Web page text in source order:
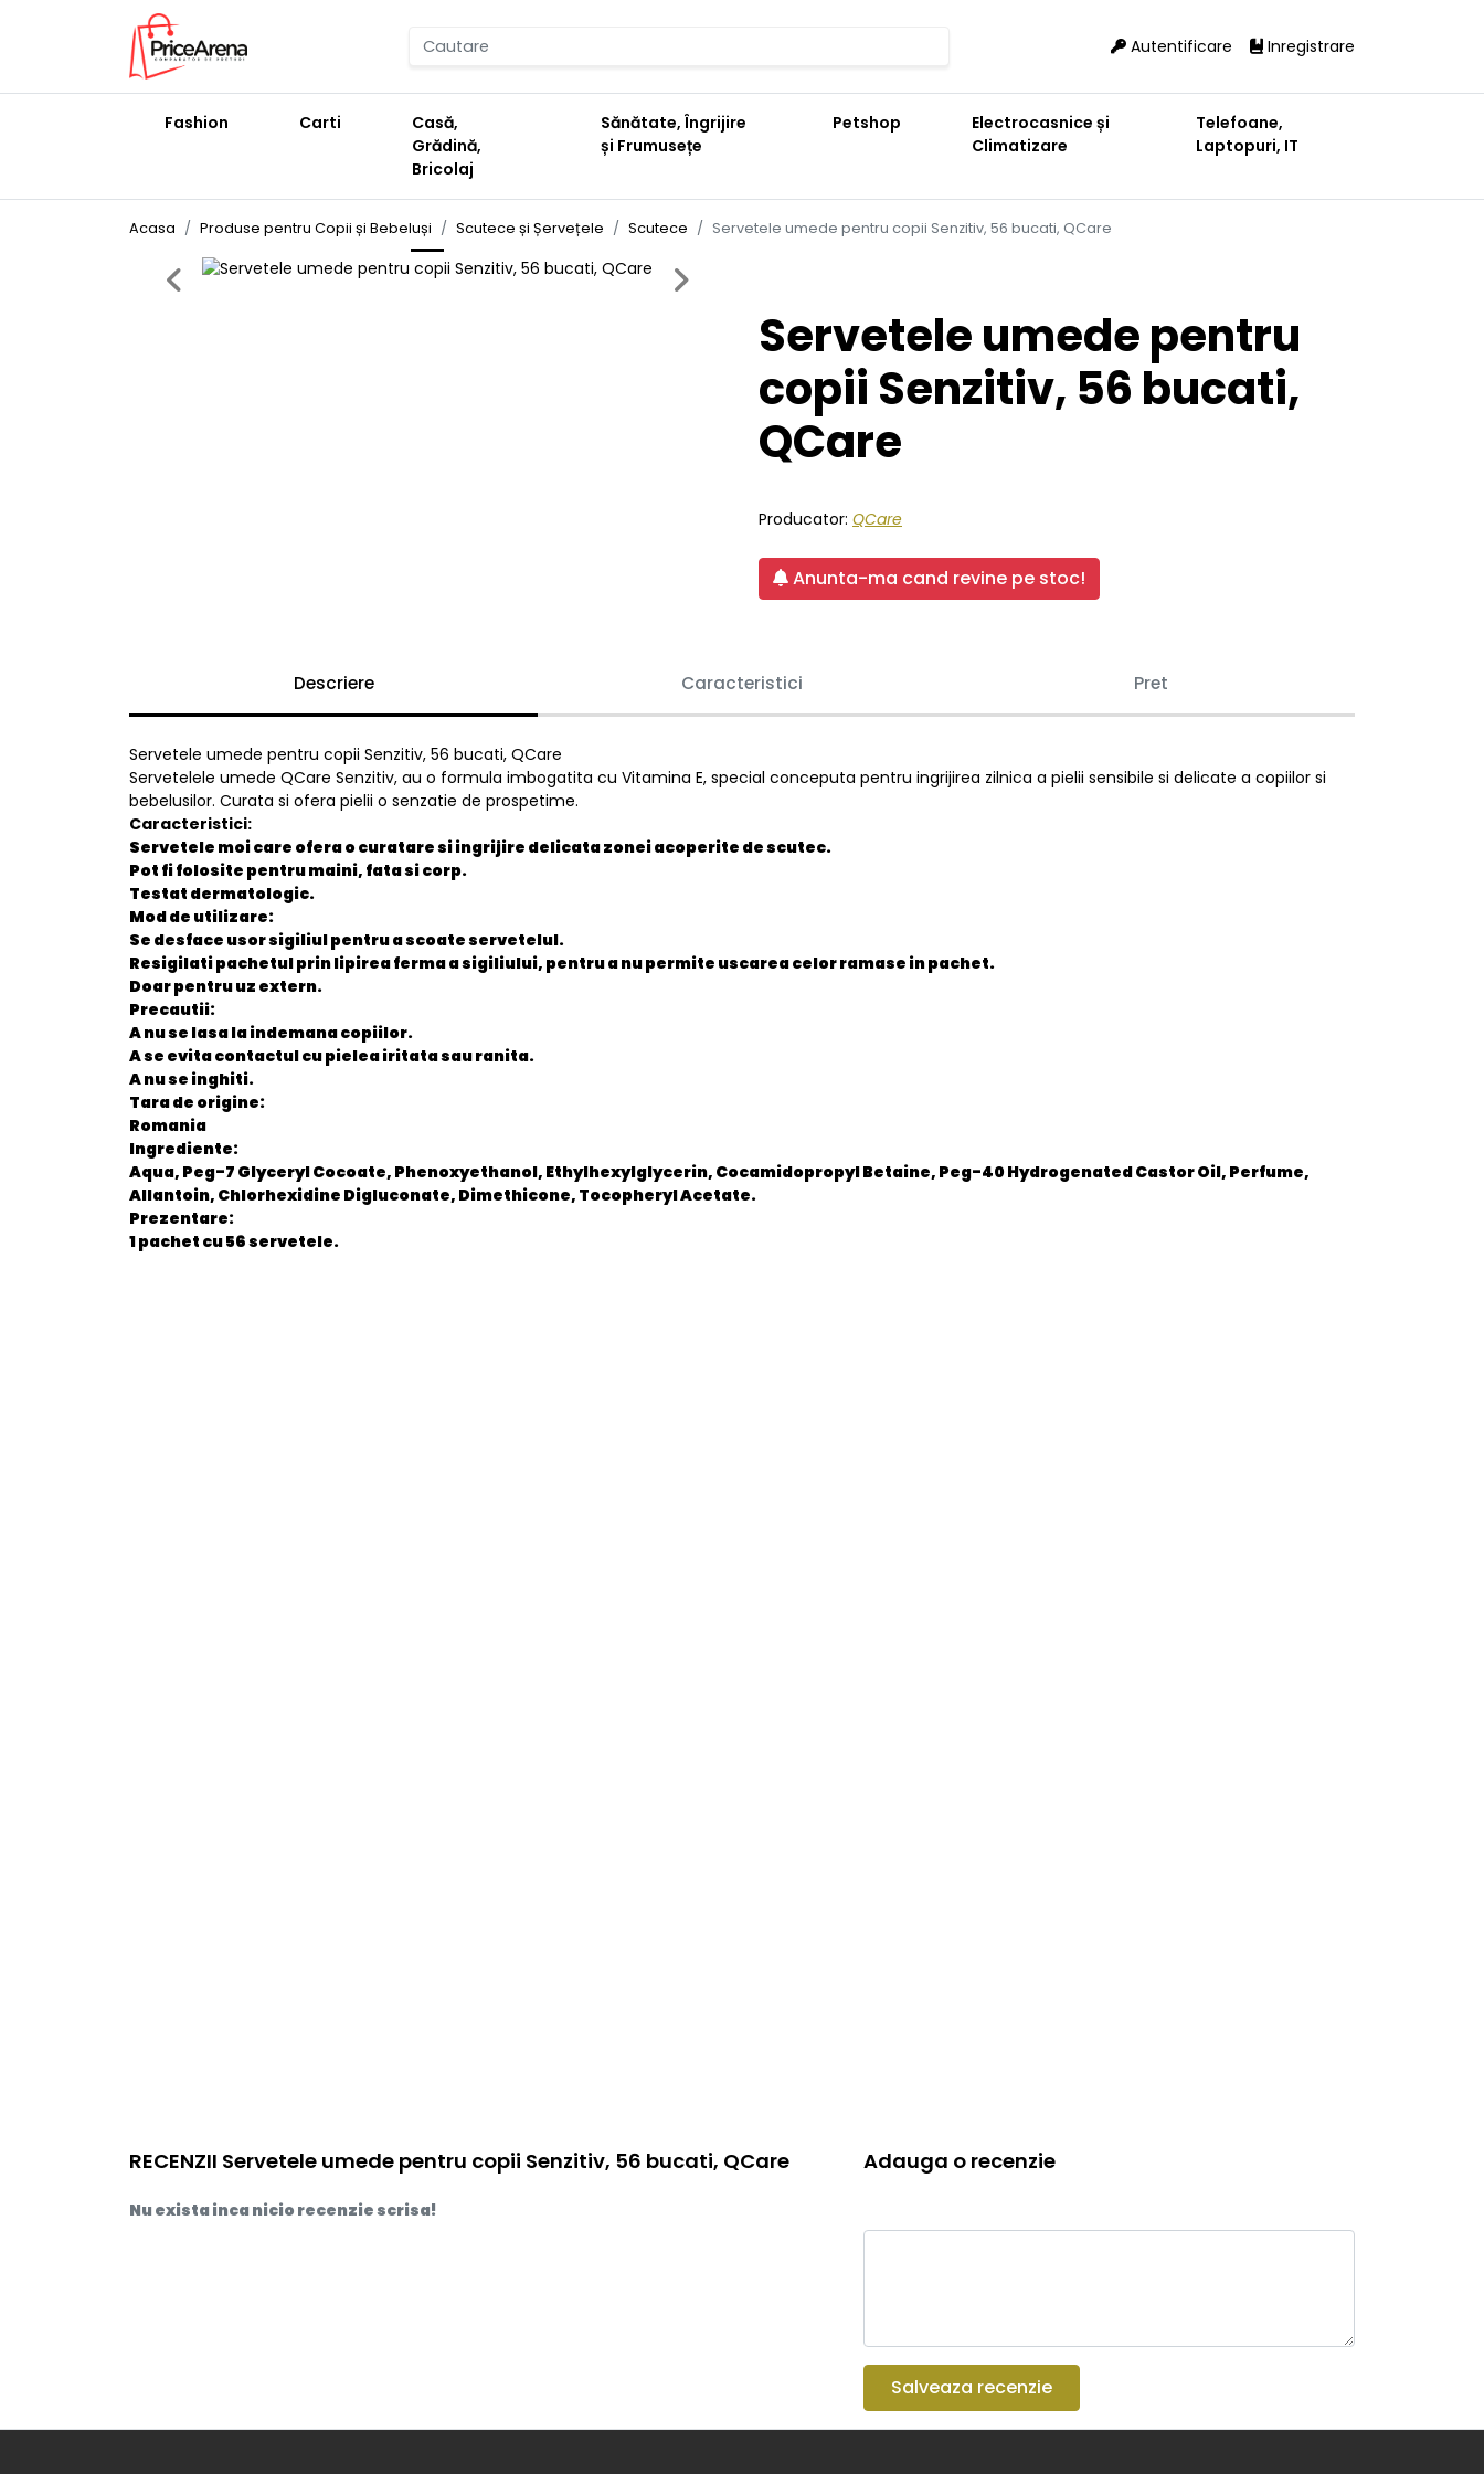
Autentificare Inregistrare
Fashion Carti
Casă,
Grădină,
Bricolaj
Sănătate, Îngrijire
și Frumusețe
Petshop
Electrocasnice și
Climatizare
Telefoane,
Laptopuri, IT
Acasa Produse pentru Copii și Bebeluși Scutece și Șervețele Scutece Servetele umede pentru copii Senzitiv, 56 bucati, QCare
Previous Next
Servetele umede pentru
copii Senzitiv, 56 bucati,
QCare
Producator: QCare
Anunta-ma cand revine pe stoc!
Descriere Caracteristici Pret
Servetele umede pentru copii Senzitiv, 56 bucati, QCare
Servetelele umede QCare Senzitiv, au o formula imbogatita cu Vitamina E, special conceputa pentru ingrijirea zilnica a pielii sensibile si delicate a copiilor si
bebelusilor. Curata si ofera pielii o senzatie de prospetime.
Caracteristici:
Servetele moi care ofera o curatare si ingrijire delicata zonei acoperite de scutec.
Pot fi folosite pentru maini, fata si corp.
Testat dermatologic.
Mod de utilizare:
Se desface usor sigiliul pentru a scoate servetelul.
Resigilati pachetul prin lipirea ferma a sigiliului, pentru a nu permite uscarea celor ramase in pachet.
Doar pentru uz extern.
Precautii:
A nu se lasa la indemana copiilor.
A se evita contactul cu pielea iritata sau ranita.
A nu se inghiti.
Tara de origine:
Romania
Ingrediente:
Aqua, Peg-7 Glyceryl Cocoate, Phenoxyethanol, Ethylhexylglycerin, Cocamidopropyl Betaine, Peg-40 Hydrogenated Castor Oil, Perfume,
Allantoin, Chlorhexidine Digluconate, Dimethicone, Tocopheryl Acetate.
Prezentare:
1 pachet cu 56 servetele.
RECENZII Servetele umede pentru copii Senzitiv, 56 bucati, QCare
Nu exista inca nicio recenzie scrisa!
Adauga o recenzie
Salveaza recenzie